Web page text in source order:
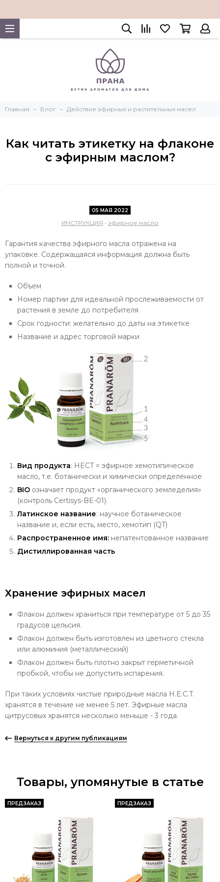
Главная Блог Действие эфирных и растительных масел
Как читать этикетку на флаконе
с эфирным маслом?
05 МАЯ 2022
ИНСТРУКЦИЯ • эфирное масло
Гарантия качества эфирного масла отражена на
упаковке. Содержащаяся информация должна быть
полной и точной.
Объем
Номер партии для идеальной прослеживаемости от
растения в земле до потребителя
Срок годности: желательно до даты на этикетке
Название и адрес торговой марки
Вид продукта: HECT = эфирное хемотипическое
масло, т.е. ботанически и химически определенное
BIO означает продукт «органического земледелия»
(контроль Certisys-BE-01).
Латинское название: научное ботаническое
название и, если есть, место, хемотип (QT)
Распространенное имя: непатентованное название
Дистиллированная часть
Хранение эфирных масел
Флакон должен храниться при температуре от 5 до 35
градусов цельсия.
Флакон должен быть изготовлен из цветного стекла
или алюминия (металлический)
Флакон должен быть плотно закрыт герметичной
пробкой, чтобы не допустить испарения.
При таких условиях чистые природные масла H.E.C.T.
хранятся в течение не менее 5 лет. Эфирные масла
цитрусовых хранятся несколько меньше - 3 года.
Вернуться к другим публикациям
Товары, упомянутые в статье
ПРЕДЗАКАЗ ПРЕДЗАКАЗ